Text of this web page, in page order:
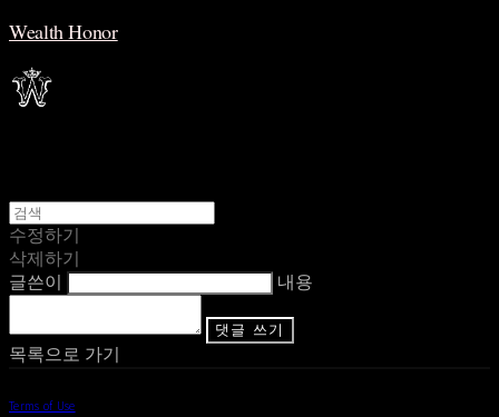
Wealth Honor
수정하기
삭제하기
글쓴이
내용
댓글 쓰기
목록으로 가기
Terms of Use